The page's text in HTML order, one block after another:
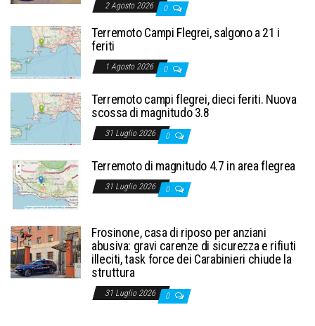
2 Agosto 2026 0
Terremoto Campi Flegrei, salgono a 21 i
feriti
1 Agosto 2026 0
Terremoto campi flegrei, dieci feriti. Nuova
scossa di magnitudo 3.8
31 Luglio 2026 0
Terremoto di magnitudo 4.7 in area flegrea
31 Luglio 2026 0
Frosinone, casa di riposo per anziani
abusiva: gravi carenze di sicurezza e rifiuti
illeciti, task force dei Carabinieri chiude la
struttura
31 Luglio 2026 0